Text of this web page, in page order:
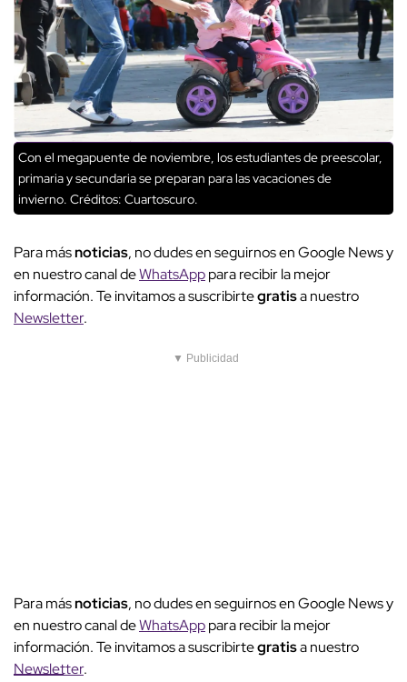
Con el megapuente de noviembre, los estudiantes de preescolar,
primaria y secundaria se preparan para las vacaciones de
invierno. Créditos: Cuartoscuro.
Para másnoticias, no dudes en seguirnos en Google News y
en nuestro canal deWhatsApppara recibir la mejor
información. Te invitamos a suscribirtegratisa nuestro
Newsletter.
▼ Publicidad
Para másnoticias, no dudes en seguirnos en Google News y
en nuestro canal deWhatsApppara recibir la mejor
información. Te invitamos a suscribirtegratisa nuestro
Newsletter.